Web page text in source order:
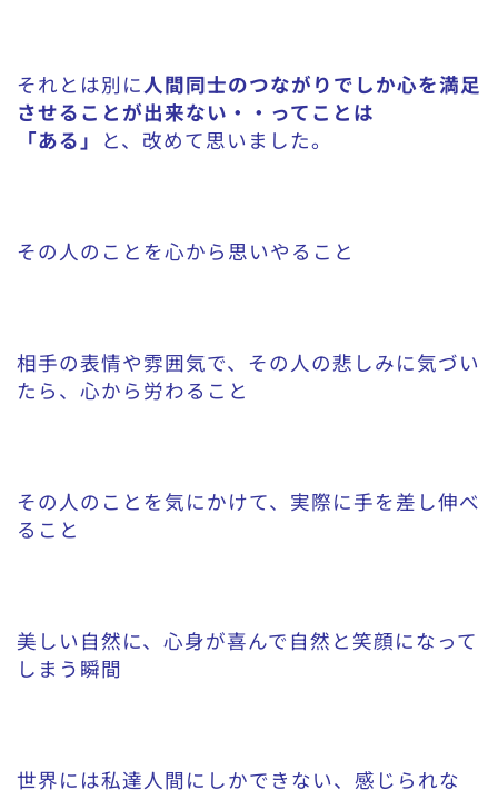
それとは別に 人間同士のつながりでしか心を満足
させることが出来ない・・ってことは
「ある」 と、改めて思いました。
その人のことを心から思いやること
相手の表情や雰囲気で、その人の悲しみに気づい
たら、心から労わること
その人のことを気にかけて、実際に手を差し伸べ
ること
美しい自然に、心身が喜んで自然と笑顔になって
しまう瞬間
世界には私達人間にしかできない、感じられな